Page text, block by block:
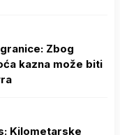
Zbog
kazna može biti
Kilometarske